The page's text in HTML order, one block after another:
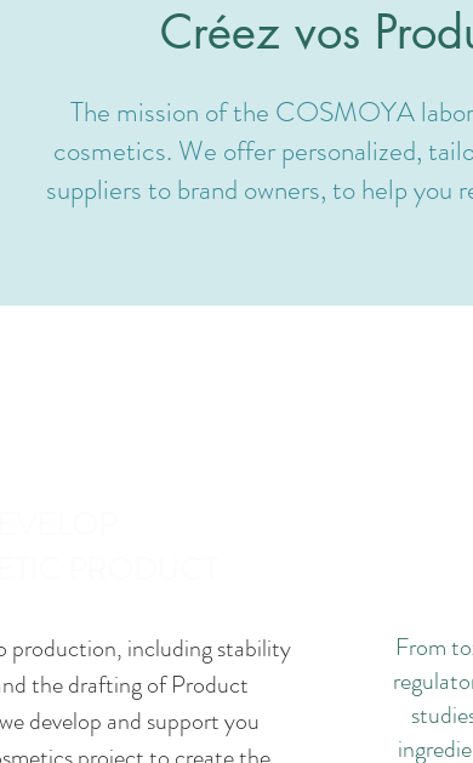
Créez vos
The mission of the COSMOYA
cosmetics. We offer personalized,
suppliers to brand owners, to help you
production, including stability
the drafting of Product
develop and support you
From